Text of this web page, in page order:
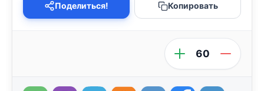
Поделиться! Копировать
60